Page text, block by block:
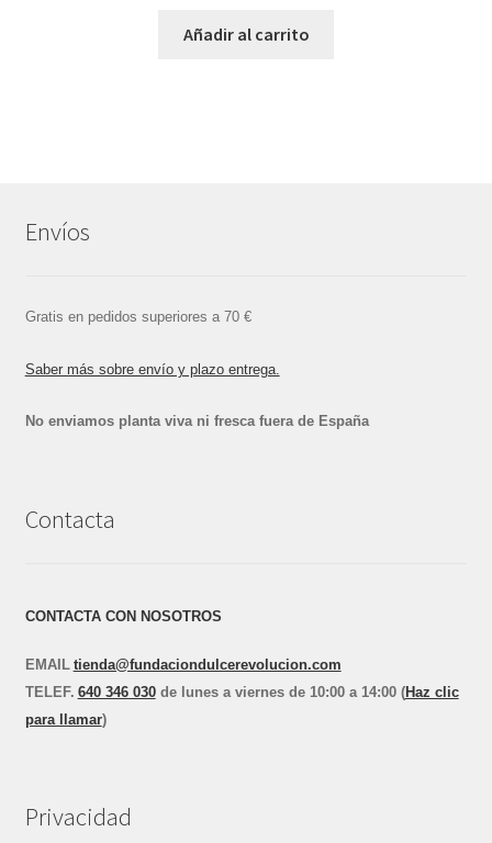
Añadir al carrito
Envíos
Gratis en pedidos superiores a 70 €
Saber más sobre envío y plazo entrega.
No enviamos planta viva ni fresca fuera de España
Contacta
CONTACTA CON NOSOTROS
EMAIL tienda@fundaciondulcerevolucion.com
TELE F. 640 346 030de lunes a viernes de 10:00 a 14:00 (Haz clic
para llamar)
Privacidad